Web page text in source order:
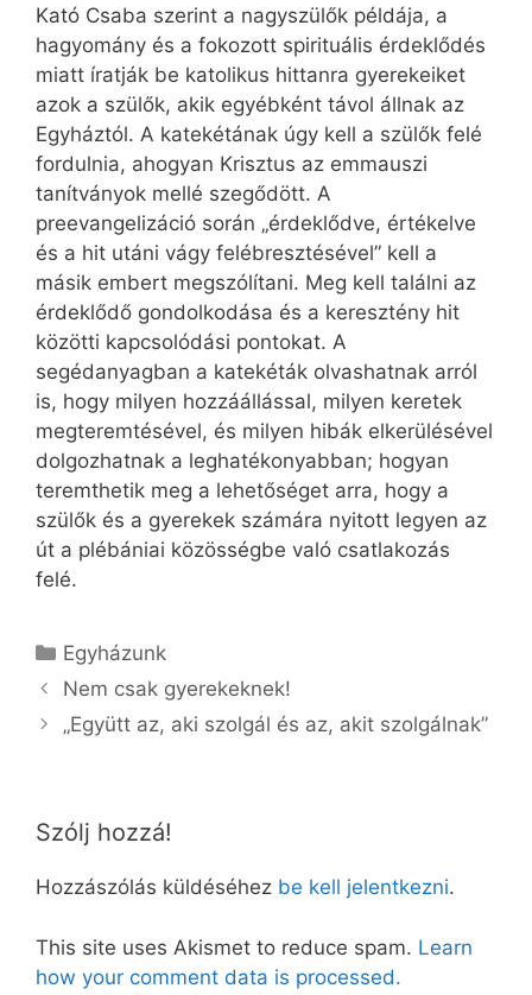
Kató Csaba szerint a nagyszülők példája, a
hagyomány és a fokozott spirituális érdeklődés
miatt íratják be katolikus hittanra gyerekeiket
azok a szülők, akik egyébként távol állnak az
Egyháztól. A katekétának úgy kell a szülők felé
fordulnia, ahogyan Krisztus az emmauszi
tanítványok mellé szegődött. A
preevangelizáció során „érdeklődve, értékelve
és a hit utáni vágy felébresztésével” kell a
másik embert megszólítani. Meg kell találni az
érdeklődő gondolkodása és a keresztény hit
közötti kapcsolódási pontokat. A
segédanyagban a katekéták olvashatnak arról
is, hogy milyen hozzáállással, milyen keretek
megteremtésével, és milyen hibák elkerülésével
dolgozhatnak a leghatékonyabban; hogyan
teremthetik meg a lehetőséget arra, hogy a
szülők és a gyerekek számára nyitott legyen az
út a plébániai közösségbe való csatlakozás
felé.
Kategória
Egyházunk
Nem csak gyerekeknek!
„Együtt az, aki szolgál és az, akit szolgálnak”
Szólj hozzá!
Hozzászólás küldéséhez be kell jelentkezni.
This site uses Akismet to reduce spam. Learn
how your comment data is processed.